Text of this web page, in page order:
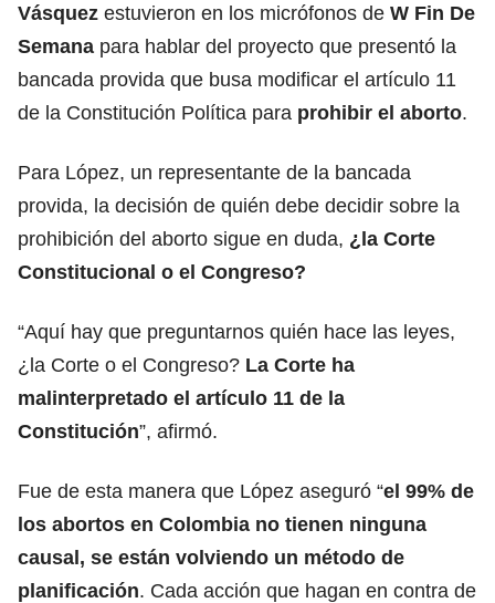
Vásquez estuvieron en los micrófonos de W Fin De
Semana para hablar del proyecto que presentó la
bancada provida que busa modificar el artículo 11
de la Constitución Política para prohibir el aborto.
Para López, un representante de la bancada
provida, la decisión de quién debe decidir sobre la
prohibición del aborto sigue en duda, ¿la Corte
Constitucional o el Congreso?
“Aquí hay que preguntarnos quién hace las leyes,
¿la Corte o el Congreso? La Corte ha
malinterpretado el artículo 11 de la
Constitución”, afirmó.
Fue de esta manera que López aseguró “el 99% de
los abortos en Colombia no tienen ninguna
causal, se están volviendo un método de
planificación. Cada acción que hagan en contra de